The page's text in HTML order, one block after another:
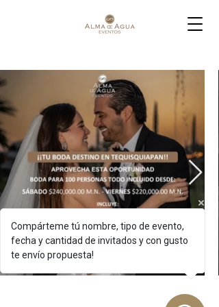
Compárteme tú nombre, tipo de evento,
fecha y cantidad de invitados y con gusto
te envío propuesta!